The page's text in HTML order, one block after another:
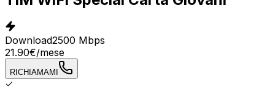
Download2500 Mbps
21.90€/mese
RICHIAMAMI